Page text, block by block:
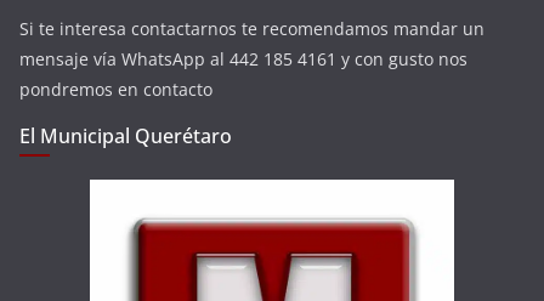
Si te interesa contactarnos te recomendamos mandar un
mensaje vía WhatsApp al 442 185 4161 y con gusto nos
pondremos en contacto
El Municipal Querétaro